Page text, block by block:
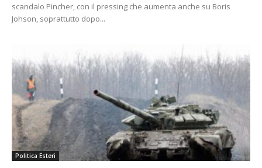
scandalo Pincher, con il pressing che aumenta anche su Boris
Johson, soprattutto dopo...
Politica Esteri